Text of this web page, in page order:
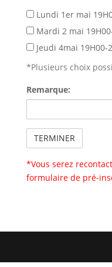
Lundi 1er mai
Mardi 2 mai
Jeudi 4mai 19H00-
*Plusieurs choix
Remarque:
*Vous serez
formulaire de pré-